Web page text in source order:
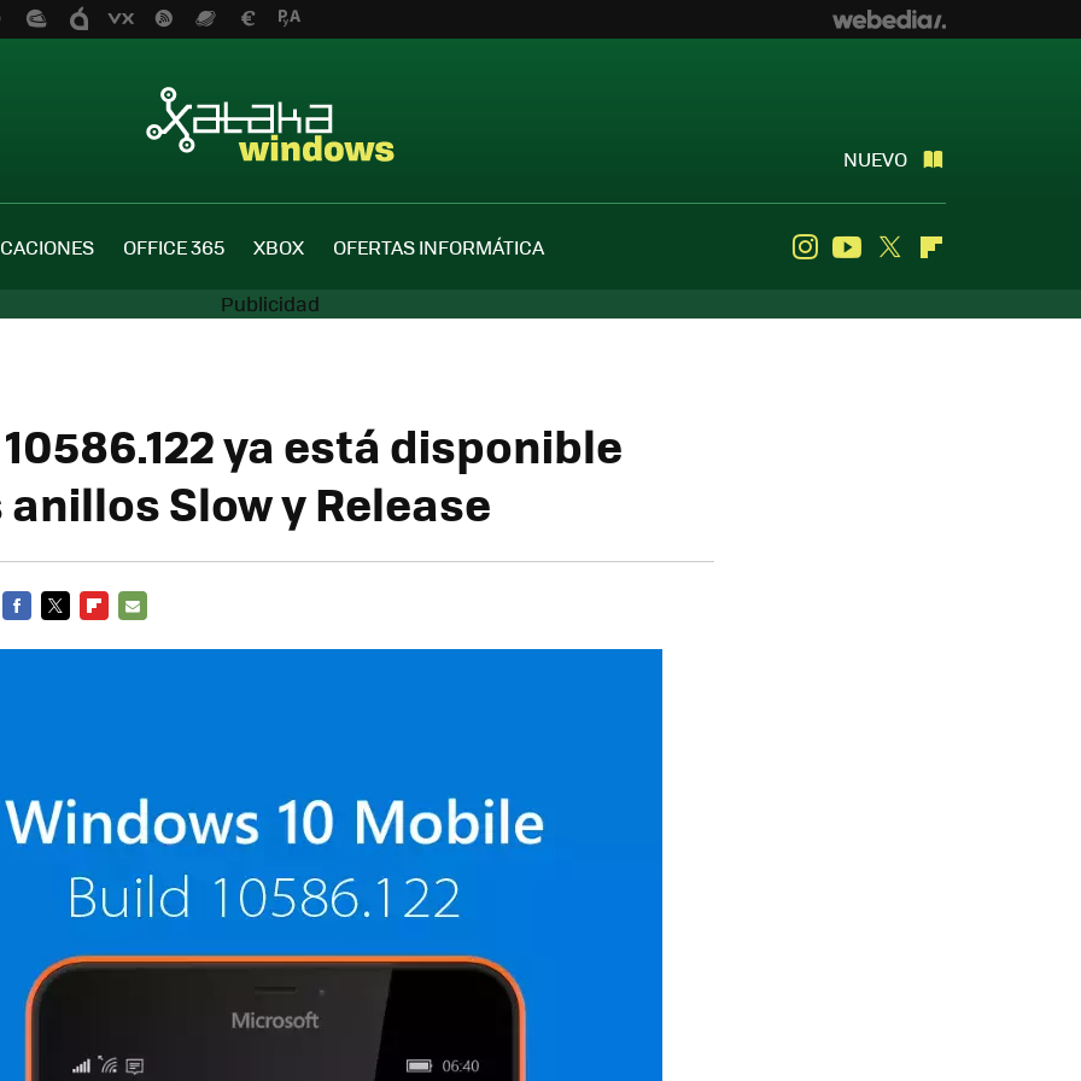
NUEVO
OFFICE 365 XBOX OFERTAS INFORMÁTICA InstagramYoutube
Twitter
ya está disponible
Slow y Release